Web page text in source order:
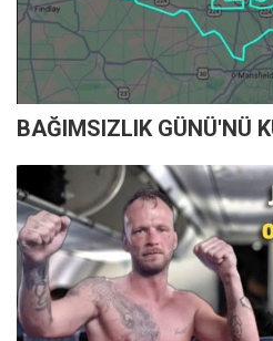
BAĞIMSIZLIK GÜNÜ'NÜ